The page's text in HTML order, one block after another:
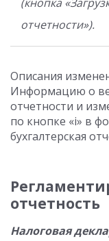
отчетности»).
Описания
Информацию о
отчетности и
по кнопке «i» в
бухгалтерская
отчетность
Налоговая